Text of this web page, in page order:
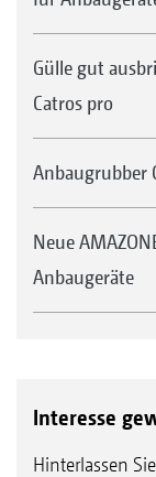
Gülle gut
Catros pro
Anbaugrubber
Neue
Anbaugeräte
Interesse
Hinterlassen